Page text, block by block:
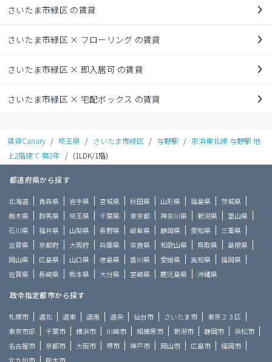
さいたま市緑区 の賃貸
さいたま市緑区 × フローリング の賃貸
さいたま市緑区 × 即入居可 の賃貸
さいたま市緑区 × 宅配ボックス の賃貸
賃貸Canary / 埼玉県 / さいたま市緑区 / 与野駅 / 京浜東北線 与野駅 地
上2階建て 築2年 / (1LDK/1階)
都道府県から探す
北海道 青森県 岩手県 宮城県 秋田県 山形県 福島県
茨城県
栃木県
群馬県 埼玉県 千葉県 東京都 神奈川県 新潟県
富山県
石川県
福井県 山梨県 長野県 岐阜県 静岡県 愛知県
三重県
滋賀県
京都府 大阪府 兵庫県 奈良県 和歌山県 鳥取県
島根県
岡山県
広島県 山口県 徳島県 香川県 愛媛県 高知県
福岡県
佐賀県
長崎県 熊本県 大分県 宮崎県 鹿児島県 沖縄県
政令指定都市から探す
札幌市 道北 道東 道南 道央 仙台市 さいたま市
東京２３区
東京市部
千葉市 横浜市 川崎市 相模原市 新潟市 静岡市
浜松市
名古屋市
京都市 大阪市 堺市 神戸市 岡山市 広島市
福岡市